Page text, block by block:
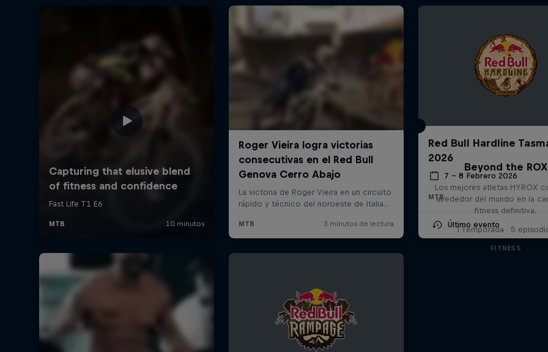
Red Bull Hardline
2026
7 – 8 Febrero 2026
MTB
Último evento
Beyond the ROX
Los mejores atletas HYROX
alrededor del mundo en la
fitness definitiva.
1 Temporada · 5
FITNESS